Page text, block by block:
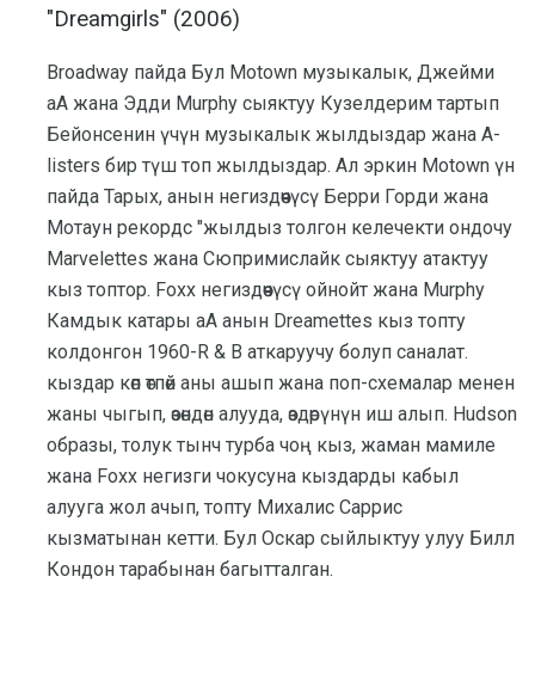
"Dreamgirls" (2006)
Broadway пайда Бул Motown музыкалык, Джейми
аА жана Эдди Murphy сыяктуу Кузелдерим тартып
Бейонсенин үчүн музыкалык жылдыздар жана А-
listers бир түш топ жылдыздар. Ал эркин Motown үн
пайда Тарых, анын негиздөөчүсү Берри Горди жана
Мотаун рекордс "жылдыз толгон келечекти ондочу
Marvelettes жана Сюпримислайк сыяктуу атактуу
кыз топтор. Foxx негиздөөчүсү ойнойт жана Murphy
Камдык катары аА анын Dreamettes кыз топту
колдонгон 1960-R & B аткаруучу болуп саналат.
кыздар көп өтпөй аны ашып жана поп-схемалар менен
жаны чыгып, өзөндөн алууда, өздөрүнүн иш алып. Hudson
образы, толук тынч турба чоң кыз, жаман мамиле
жана Foxx негизги чокусуна кыздарды кабыл
алууга жол ачып, топту Михалис Саррис
кызматынан кетти. Бул Оскар сыйлыктуу улуу Билл
Кондон тарабынан багытталган.